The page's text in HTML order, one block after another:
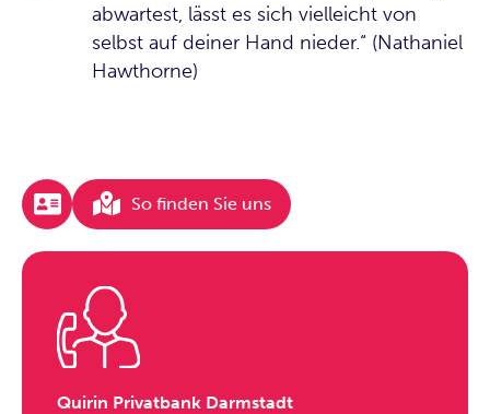
abwartest, lässt es sich vielleicht von
selbst auf deiner Hand nieder.“ (Nathaniel
Hawthorne)
So finden Sie uns
Quirin Privatbank Darmstadt